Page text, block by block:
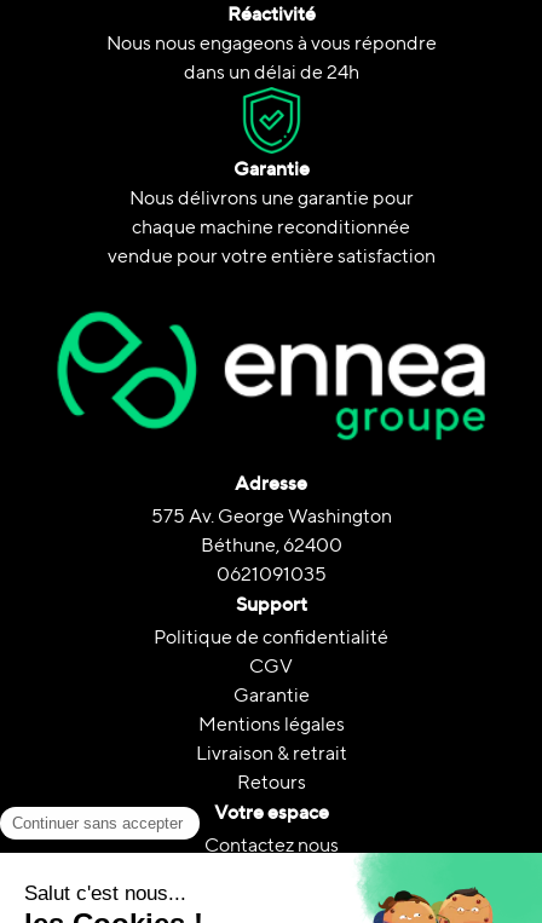
Réactivité
Nous nous engageons à vous répondre
dans un délai de 24h
Garantie
Nous délivrons une garantie pour
chaque machine reconditionnée
vendue pour votre entière satisfaction
Adresse
575 Av. George Washington
Béthune, 62400
0621091035
Support
Politique de confidentialité
CGV
Garantie
Mentions légales
Livraison & retrait
Retours
Votre espace
Contactez nous